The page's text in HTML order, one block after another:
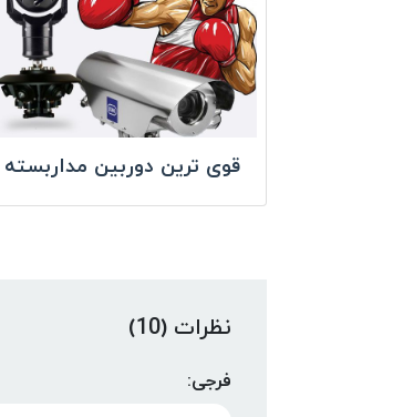
قوی ترین دوربین مداربسته
نظرات (10)
فرجی: